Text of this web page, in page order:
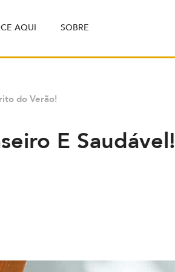
AQUI SOBRE
do Verão!
E Saudável!